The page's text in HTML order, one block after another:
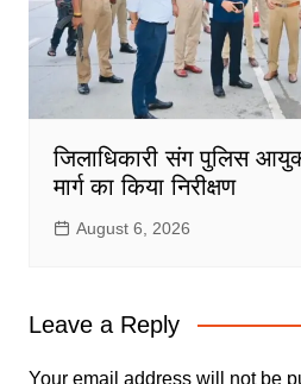
जिलाधिकारी संग पुलिस
मार्ग का किया निरीक्षण
August 6, 2026
Leave a Reply
Your email address will not be